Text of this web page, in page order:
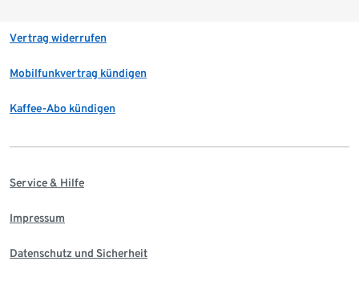
Vertrag widerrufen
Mobilfunkvertrag kündigen
Kaffee-Abo kündigen
Service & Hilfe
Impressum
Datenschutz und Sicherheit